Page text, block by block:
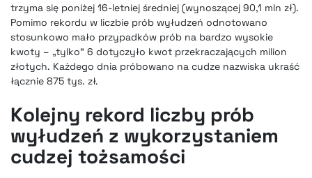
trzyma się poniżej 16-letniej średniej (wynoszącej 90,1 mln zł).
Pomimo rekordu w liczbie prób wyłudzeń odnotowano
stosunkowo mało przypadków prób na bardzo wysokie
kwoty – „tylko” 6 dotyczyło kwot przekraczających milion
złotych. Każdego dnia próbowano na cudze nazwiska ukraść
łącznie 875 tys. zł.
Kolejny rekord liczby prób
wyłudzeń z wykorzystaniem
cudzej tożsamości